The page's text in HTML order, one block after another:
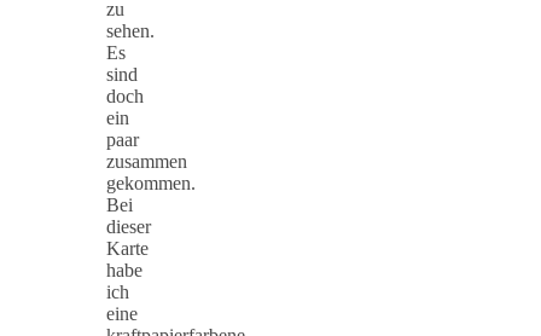
zu
sehen.
Es
sind
doch
ein
paar
zusammen
gekommen.
Bei
dieser
Karte
habe
ich
eine